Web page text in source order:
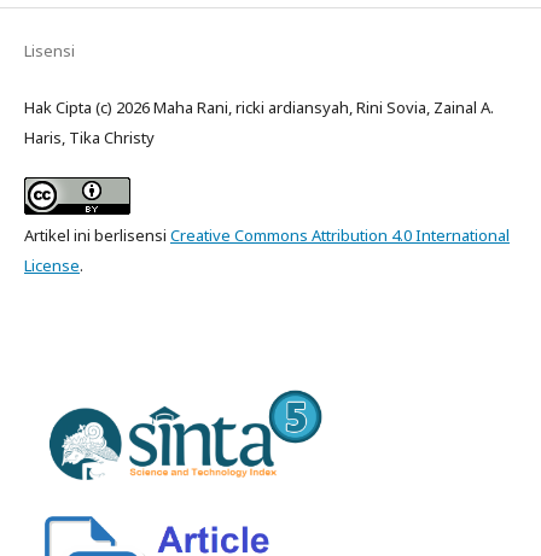
Lisensi
Hak Cipta (c) 2026 Maha Rani, ricki ardiansyah, Rini Sovia, Zainal A.
Haris, Tika Christy
Artikel ini berlisensi Creative Commons Attribution 4.0 International
License.